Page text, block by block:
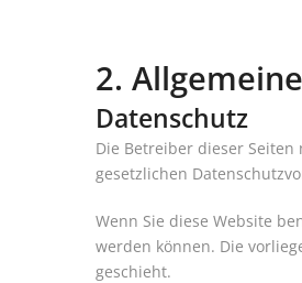
2.
Datenschutz
Die Betreiber dieser
gesetzlichen
Wenn Sie diese Website
werden können. Die
geschieht.